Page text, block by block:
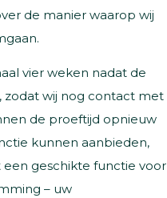
de manier waarop wij
vier weken nadat de
zodat wij nog contact met
de proeftijd opnieuw
kunnen aanbieden,
geschikte functie voor
– uw